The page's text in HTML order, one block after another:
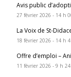
Avis public
27 février 2026 - 14 h
La Voix de St-
18 février 2026 - 14 h
Offre d’emploi –
11 février 2026 - 9 h